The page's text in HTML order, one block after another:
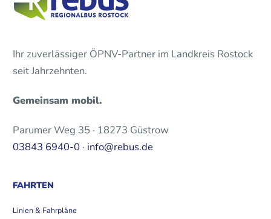
Ihr zuverlässiger ÖPNV-Partner im Landkreis Rostock
seit Jahrzehnten.
Gemeinsam mobil.
Parumer Weg 35 · 18273 Güstrow
03843 6940-0 · info@rebus.de
FAHRTEN
Linien & Fahrpläne